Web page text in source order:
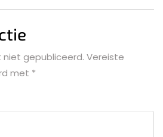
gepubliceerd. Vereiste
met *